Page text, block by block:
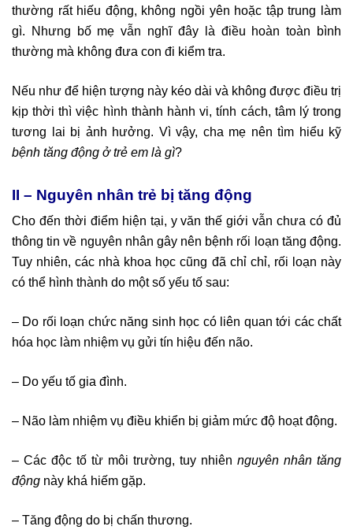
thường rất hiếu động, không ngồi yên hoặc tập trung làm
gì. Nhưng bố mẹ vẫn nghĩ đây là điều hoàn toàn bình
thường mà không đưa con đi kiểm tra.
Nếu như để hiện tượng này kéo dài và không được điều trị
kịp thời thì việc hình thành hành vi, tính cách, tâm lý trong
tương lai bị ảnh hưởng. Vì vậy, cha mẹ nên tìm hiểu kỹ
bệnh tăng động ở trẻ em là gì?
II – Nguyên nhân trẻ bị tăng động
Cho đến thời điểm hiện tại, y văn thế giới vẫn chưa có đủ
thông tin về nguyên nhân gây nên bệnh rối loạn tăng động.
Tuy nhiên, các nhà khoa học cũng đã chỉ chỉ, rối loạn này
có thể hình thành do một số yếu tố sau:
– Do rối loạn chức năng sinh học có liên quan tới các chất
hóa học làm nhiệm vụ gửi tín hiệu đến não.
– Do yếu tố gia đình.
– Não làm nhiệm vụ điều khiển bị giảm mức độ hoạt động.
– Các độc tố từ môi trường, tuy nhiên nguyên nhân tăng
động này khá hiếm gặp.
– Tăng động do bị chấn thương.